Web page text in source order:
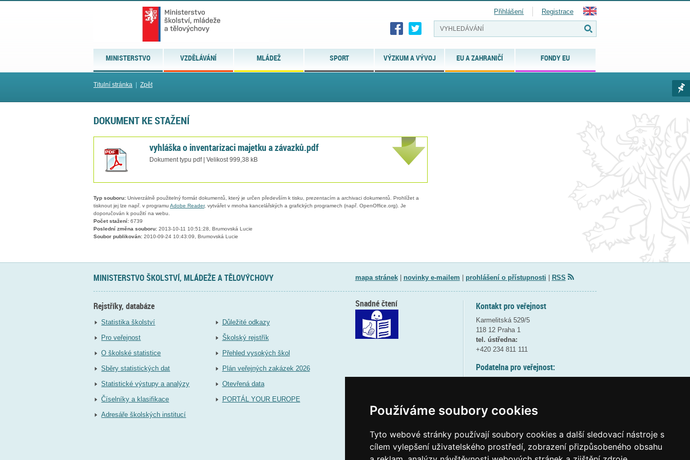
Používáme soubory cookies
Tyto webové stránky používají soubory cookies a další sledovací nástroje s
cílem vylepšení uživatelského prostředí, zobrazení přizpůsobeného obsahu
MINISTERSTVO VZDĚLÁVÁNÍ MLÁDEŽ SPORT VÝZKUM A VÝVOJ EU A ZAHRANIČÍ FONDY EU
Přihlášení Registrace
Titulní stránka Zpět
DOKUMENT KE STAŽENÍ
vyhláška o inventarizaci majetku a závazků.pdf
Dokument typu pdf | Velikost 999,38 kB
Typ souboru: Univerzálně použitelný formát dokumentů, který je určen především k tisku, prezentacím a archivaci dokumentů. Prohlížet a
tisknout jej lze např. v programu Adobe Reader, vytvářet v mnoha kancelářských a grafických programech (např. OpenOffice.org). Je
doporučován k použití na webu.
Počet stažení: 6739
Poslední změna souboru: 2013-10-11 10:51:28, Brumovská Lucie
Soubor publikován: 2010-09-24 10:43:09, Brumovská Lucie
MINISTERSTVO ŠKOLSTVÍ, MLÁDEŽE A TĚLOVÝCHOVY mapa stránek| novinky e-mailem prohlášení o přístupnosti RSS
Rejstříky, databáze
Statistika školství
Pro veřejnost
O školské statistice
Sběry statistických dat
Statistické výstupy a analýzy
Číselníky a klasifikace
Adresáře školských institucí
Důležité odkazy
Školský rejstřík
Přehled vysokých škol
Plán veřejných zakázek 2026
Otevřená data
PORTÁL YOUR EUROPE
Kontakt pro veřejnost
Karmelitská 529/5
118 12 Praha 1
tel. ústředna:
+420 234 811 111
Podatelna pro veřejnost:
(více informací
Elektronická podatelna:
Snadné čtení